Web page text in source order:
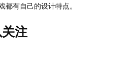
有自己的设计特点。
注